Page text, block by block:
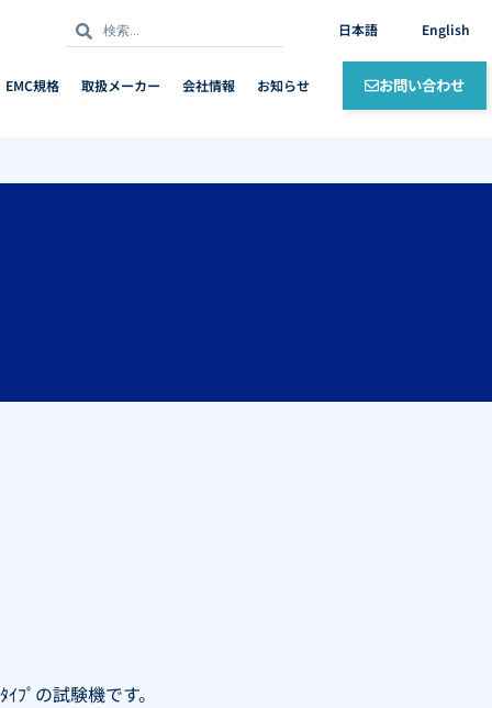
索 索
日本語 English
EMC規格 取扱メーカー 会社情報 お知らせ お問い合わせ
ﾌﾟの試験機です。